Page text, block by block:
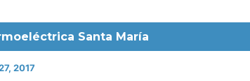
Santa María
2017